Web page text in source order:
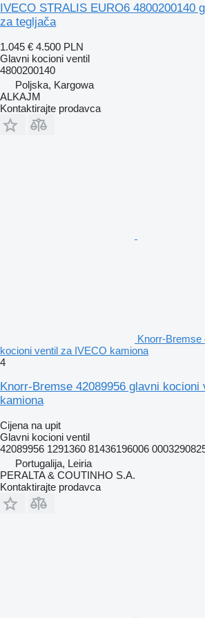
IVECO STRALIS EURO6 4800200140
za tegljača
1.045 € 4.500 PLN
Glavni kocioni ventil
4800200140
Poljska, Kargowa
ALKAJM
Kontaktirajte prodavca
Knorr-Bremse
kocioni ventil za IVECO kamiona
4
Knorr-Bremse 42089956 glavni kocioni
kamiona
Cijena na upit
Glavni kocioni ventil
42089956 1291360 81436196006
Portugalija, Leiria
PERALTA & COUTINHO S.A.
Kontaktirajte prodavca